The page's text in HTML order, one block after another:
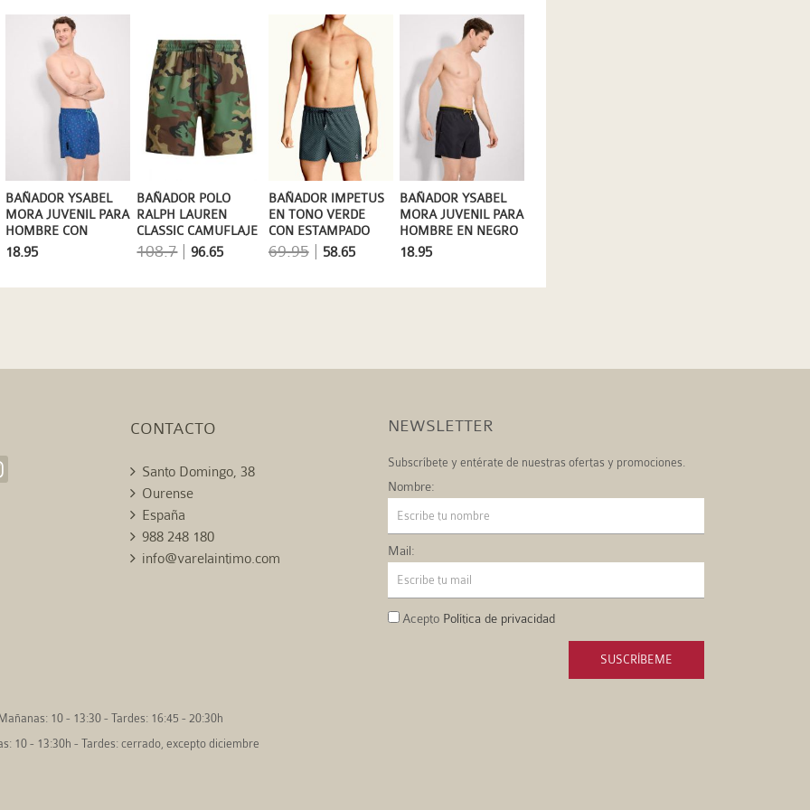
BAÑADOR YSABEL
MORA JUVENIL PARA
HOMBRE EN NEGRO
18.95
BAÑADOR IMPETUS
EN TONO VERDE
CON ESTAMPADO
GEOMÉTRICO
69.95| 58.65
BAÑADOR POLO
RALPH LAUREN
CLASSIC CAMUFLAJE
TRAVELER SHORT
108.7|96.65
BAÑADOR YSABEL
MORA JUVENIL PARA
HOMBRE CON
BICICLETAS EN AZUL
18.95
CONTACTO
Santo Domingo, 38
Ourense
España
988 248 180
info@varelaintimo.com
NEWSLETTER
Subscríbete y entérate de nuestras ofertas y promociones.
Nombre:
Mail:
Acepto Política de privacidad
SUSCRÍBEME
10 - 13:30 - Tardes: 16:45 - 20:30h
10 - 13:30h - Tardes: cerrado, excepto diciembre